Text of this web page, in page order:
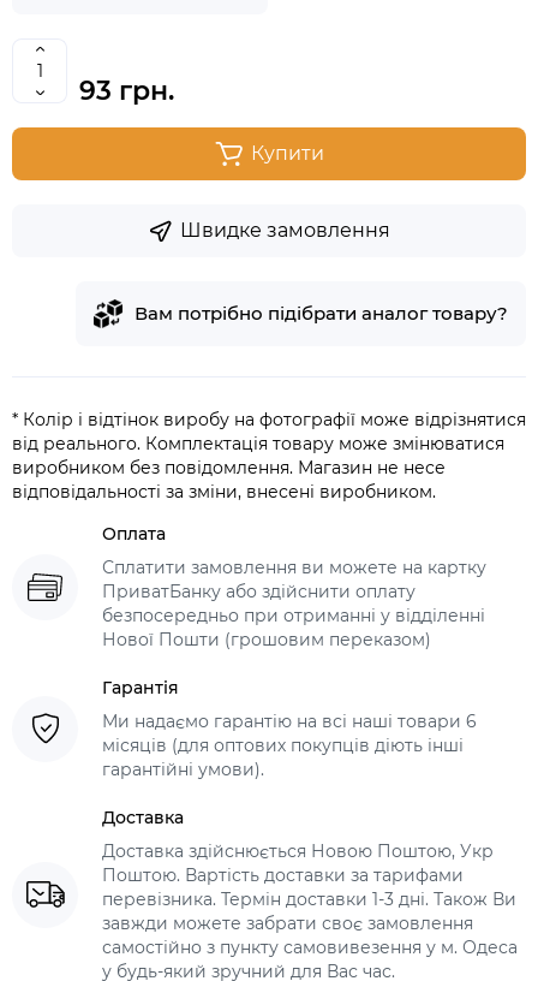
93 грн.
Купити
Швидке замовлення
Вам потрібно підібрати аналог товару?
* Колір і відтінок виробу на фотографії може відрізнятися
від реального. Комплектація товару може змінюватися
виробником без повідомлення. Магазин не несе
відповідальності за зміни, внесені виробником.
Оплата
Сплатити замовлення ви можете на картку
ПриватБанку або здійснити оплату
безпосередньо при отриманні у відділенні
Нової Пошти (грошовим переказом)
Гарантія
Ми надаємо гарантію на всі наші товари 6
місяців (для оптових покупців діють інші
гарантійні умови).
Доставка
Доставка здійснюється Новою Поштою, Укр
Поштою. Вартість доставки за тарифами
перевізника. Термін доставки 1-3 дні. Також Ви
завжди можете забрати своє замовлення
самостійно з пункту самовивезення у м. Одеса
у будь-який зручний для Вас час.